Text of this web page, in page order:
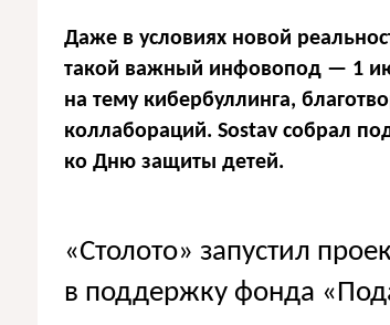
Даже в условиях новой
такой важный инфовопод — 1
на тему кибербуллинга,
коллабораций. Sostav собрал
ко Дню защиты детей.
«Столото» запустил
в поддержку фонда